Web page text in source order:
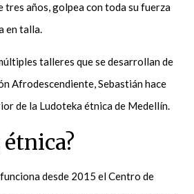
tres años, golpea con toda su fuerza
en talla.
talleres que se desarrollan de
Afrodescendiente, Sebastián hace
de la Ludoteka étnica de Medellín.
desde 2015 el Centro de